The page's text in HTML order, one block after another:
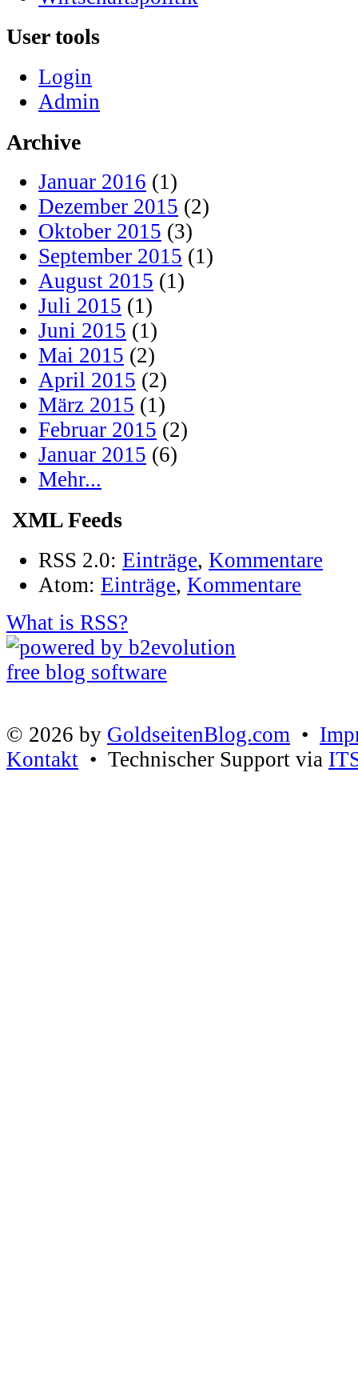
User tools
Login
Admin
Archive
Januar 2016 (1)
Dezember 2015 (2)
Oktober 2015 (3)
September 2015 (1)
August 2015 (1)
Juli 2015 (1)
Juni 2015 (1)
Mai 2015 (2)
April 2015 (2)
März 2015 (1)
Februar 2015 (2)
Januar 2015 (6)
Mehr...
XML Feeds
RSS 2.0: Einträge, Kommentare
Atom: Einträge, Kommentare
What is RSS?
© 2026 by GoldseitenBlog.com •
Kontakt • Technischer Support via